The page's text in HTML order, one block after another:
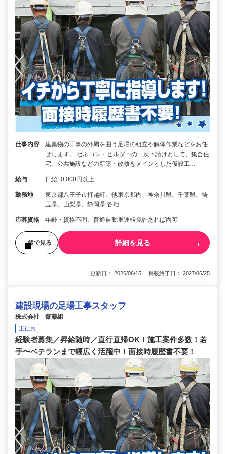
仕事内容
建築物の工事の外周を囲う足場の組立や解体作業などをお任
せします。 ゼネコン・ビルダーの一次下請けとして、集合住
宅、公共施設などの新築・改修をメインとした仮設工…
給与 日給10,000円以上
勤務地
東京都八王子市打越町、他東京都内、神奈川県、千葉県、埼
玉県、山梨県、静岡県 各地
応募資格 年齢・資格不問、普通自動車運転免許あれば尚可
後で見る 詳細を見る
更新日： 2026/06/15 掲載終了日： 2027/06/25
建設現場の足場工事スタッフ
株式会社 齋藤組
正社員
経験者募集／昇給随時／直行直帰OK！施工案件多数！若
手〜ベテランまで幅広く活躍中！面接時履歴書不要！